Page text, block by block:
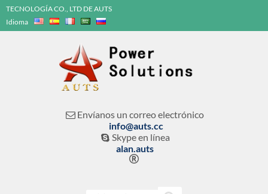
TECNOLOGÍA CO., LTD DE AUTS
Idioma
 Envíanos un correo electrónico
info@auts.cc
 Skype en línea
alan.auts
